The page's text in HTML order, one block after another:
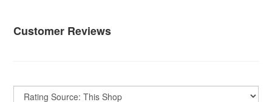
Customer Reviews